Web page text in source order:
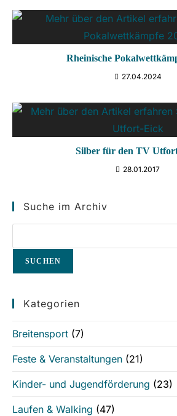
Rheinische
27.04.2024
Silber für den TV
28.01.2017
Suche im Archiv
SUCHEN
Kategorien
Breitensport (7)
Feste & Veranstaltungen (21)
Kinder- und Jugendförderung (23)
Laufen & Walking (47)